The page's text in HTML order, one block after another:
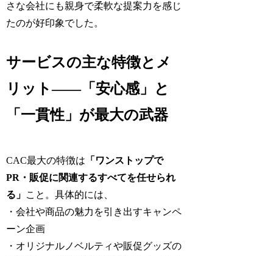
さな会社にも親身で柔軟な提案力を感じ
たのが好印象でした。
サービスの主な特徴とメ
リット——「安心感」と
「一貫性」が最大の武器
CAC最大の特徴は 「ワンストップで
PR・販促に関連するすべてを任せられ
る」 こと。具体的には、
・会社や商品の魅力を引き出すキャンペ
ーン企画
・オリジナルノベルティや販促グッズの